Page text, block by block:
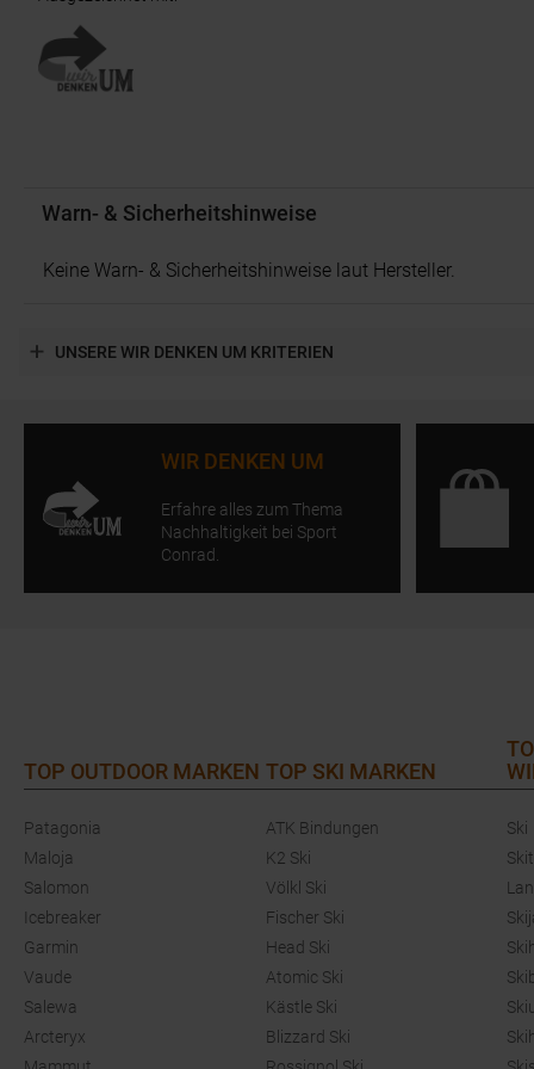
Warn- & Sicherheitshinweise
Keine Warn- & Sicherheitshinweise laut Hersteller.
UNSERE WIR DENKEN UM KRITERIEN
WIR DENKEN UM
Erfahre alles zum Thema
Nachhaltigkeit bei Sport
Conrad.
TOP OUTDOOR MARKEN
Patagonia
Maloja
Salomon
Icebreaker
Garmin
Vaude
Salewa
Arcteryx
TOP SKI MARKEN
ATK Bindungen
K2 Ski
Völkl Ski
Fischer Ski
Head Ski
Atomic Ski
Kästle Ski
Blizzard Ski
Ski